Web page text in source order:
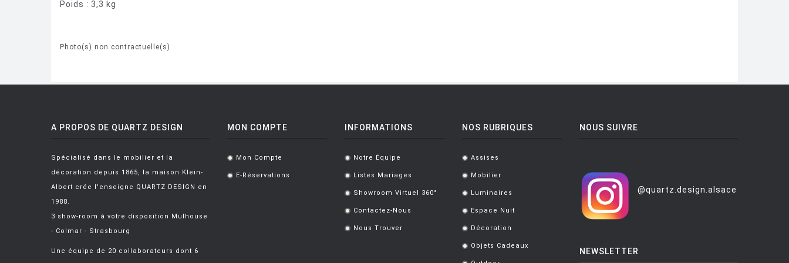
Poids : 3,3 kg
Photo(s) non contractuelle(s)
A PROPOS DE QUARTZ DESIGN
Spécialisé dans le mobilier et la
décoration depuis 1865, la maison Klein-
Albert crée l'enseigne QUARTZ DESIGN en
1988.
3 show-room à votre disposition Mulhouse
- Colmar - Strasbourg
Une équipe de 20 collaborateurs dont 6
MON COMPTE
. Mon Compte
. E-Réservations
INFORMATIONS
. Notre Équipe
. Listes Mariages
. Showroom Virtuel 360°
. Contactez-Nous
. Nous Trouver
NOS RUBRIQUES
. Assises
. Mobilier
. Luminaires
. Espace Nuit
. Décoration
. Objets Cadeaux
NOUS SUIVRE
@quartz.design.alsace
NEWSLETTER